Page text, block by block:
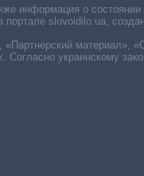
информация о состоянии
slovoidilo.ua,
материал»,
украинскому